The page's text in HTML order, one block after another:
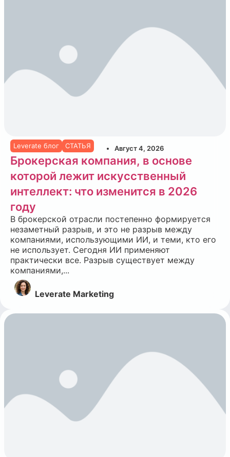
Leverate блог СТАТЬЯ Август 4, 2026
Брокерская компания, в основе
которой лежит искусственный
интеллект: что изменится в 2026
году
В брокерской отрасли постепенно формируется
незаметный разрыв, и это не разрыв между
компаниями, использующими ИИ, и теми, кто его
не использует. Сегодня ИИ применяют
практически все. Разрыв существует между
компаниями,...
Leverate Marketing